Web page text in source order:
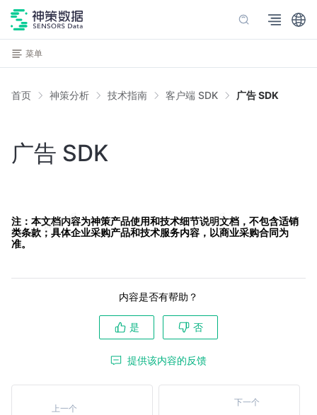
菜单
首页 神策分析 技术指南 客户端 SDK 广告 SDK
广告 SDK
注：本文档内容为神策产品使用和技术细节说明文档，不包含适销
类条款；具体企业采购产品和技术服务内容，以商业采购合同为
准。
内容是否有帮助？
是 否
提供该内容的反馈
上一个
下一个